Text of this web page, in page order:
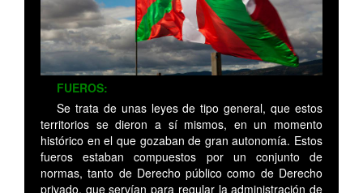
FUEROS:
Se trata de unas leyes de tipo general, que estos
territorios se dieron a sí mismos, en un momento
histórico en el que gozaban de gran autonomía. Estos
fueros estaban compuestos por un conjunto de
normas, tanto de Derecho público como de Derecho
privado, que servían para regular la administración de